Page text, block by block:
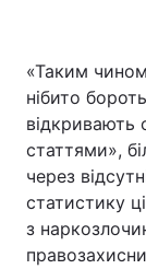
«Таким
нібито
відкривають
статтями»,
через
статистику
з